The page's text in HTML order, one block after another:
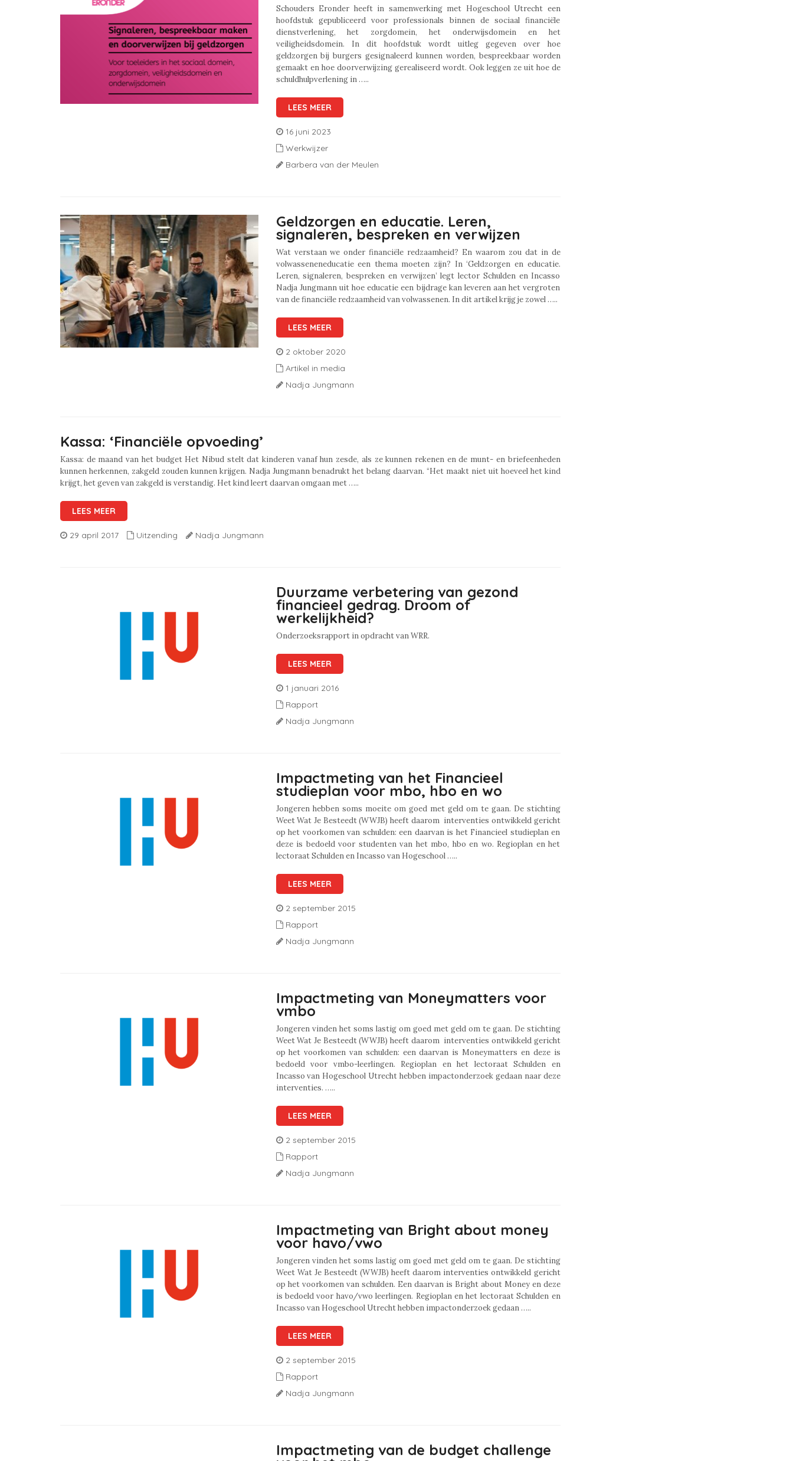
Schouders Eronder heeft in samenwerking met Hogeschool Utrecht een
hoofdstuk gepubliceerd voor professionals binnen de sociaal financiële
dienstverlening, het zorgdomein, het onderwijsdomein en het
veiligheidsdomein. In dit hoofdstuk wordt uitleg gegeven over hoe
geldzorgen bij burgers gesignaleerd kunnen worden, bespreekbaar worden
gemaakt en hoe doorverwijzing gerealiseerd wordt. Ook leggen ze uit hoe de
schuldhulpverlening in …..
LEES MEER
16 juni 2023
Werkwijzer
Barbera van der Meulen
Geldzorgen en educatie. Leren,
signaleren, bespreken en verwijzen
Wat verstaan we onder financiële redzaamheid? En waarom zou dat in de
volwasseneneducatie een thema moeten zijn? In ‘Geldzorgen en educatie.
Leren, signaleren, bespreken en verwijzen’ legt lector Schulden en Incasso
Nadja Jungmann uit hoe educatie een bijdrage kan leveren aan het vergroten
van de financiële redzaamheid van volwassenen. In dit artikel krijg je zowel …..
LEES MEER
2 oktober 2020
Artikel in media
Nadja Jungmann
Kassa: ‘Financiële opvoeding’
Kassa: de maand van het budget Het Nibud stelt dat kinderen vanaf hun zesde, als ze kunnen rekenen en de munt- en briefeenheden
kunnen herkennen, zakgeld zouden kunnen krijgen. Nadja Jungmann benadrukt het belang daarvan. “Het maakt niet uit hoeveel het kind
krijgt, het geven van zakgeld is verstandig. Het kind leert daarvan omgaan met …..
LEES MEER
29 april 2017 Uitzending Nadja Jungmann
Duurzame verbetering van gezond
financieel gedrag. Droom of
werkelijkheid?
Onderzoeksrapport in opdracht van WRR.
LEES MEER
1 januari 2016
Rapport
Nadja Jungmann
Impactmeting van het Financieel
studieplan voor mbo, hbo en wo
Jongeren hebben soms moeite om goed met geld om te gaan. De stichting
Weet Wat Je Besteedt (WWJB) heeft daarom interventies ontwikkeld gericht
op het voorkomen van schulden: een daarvan is het Financieel studieplan en
deze is bedoeld voor studenten van het mbo, hbo en wo. Regioplan en het
lectoraat Schulden en Incasso van Hogeschool …..
LEES MEER
2 september 2015
Rapport
Nadja Jungmann
Impactmeting van Moneymatters voor
vmbo
Jongeren vinden het soms lastig om goed met geld om te gaan. De stichting
Weet Wat Je Besteedt (WWJB) heeft daarom interventies ontwikkeld gericht
op het voorkomen van schulden: een daarvan is Moneymatters en deze is
bedoeld voor vmbo-leerlingen. Regioplan en het lectoraat Schulden en
Incasso van Hogeschool Utrecht hebben impactonderzoek gedaan naar deze
interventies. …..
LEES MEER
2 september 2015
Rapport
Nadja Jungmann
Impactmeting van Bright about money
voor havo/vwo
Jongeren vinden het soms lastig om goed met geld om te gaan. De stichting
Weet Wat Je Besteedt (WWJB) heeft daarom interventies ontwikkeld gericht
op het voorkomen van schulden. Een daarvan is Bright about Money en deze
is bedoeld voor havo/vwo leerlingen. Regioplan en het lectoraat Schulden en
Incasso van Hogeschool Utrecht hebben impactonderzoek gedaan …..
LEES MEER
2 september 2015
Rapport
Nadja Jungmann
Impactmeting van de budget challenge